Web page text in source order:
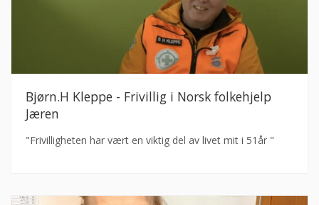
Bjørn.H Kleppe - Frivillig i Norsk folkehjelp
Jæren
"Frivilligheten har vært en viktig del av livet mit i 51år "